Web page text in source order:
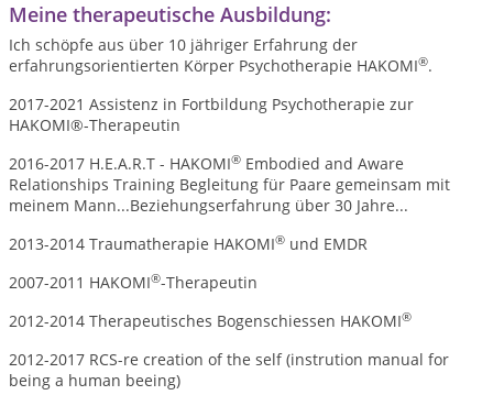
Meine therapeutische Ausbildung:
Ich schöpfe aus über 10 jähriger Erfahrung der
erfahrungsorientierten Körper Psychotherapie HAKOMI®.
2017-2021 Assistenz in Fortbildung Psychotherapie zur
HAKOMI®-Therapeutin
2016-2017 H.E.A.R.T - HAKOMI® Embodied and Aware
Relationships Training Begleitung für Paare gemeinsam mit
meinem Mann...Beziehungserfahrung über 30 Jahre...
2013-2014 Traumatherapie HAKOMI® und EMDR
2007-2011 HAKOMI®-Therapeutin
2012-2014 Therapeutisches Bogenschiessen HAKOMI®
2012-2017 RCS-re creation of the self (instrution manual for
being a human beeing)